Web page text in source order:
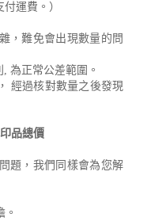
運費。）
，難免會出現數量的問
為正常公差範圍。
經過核對數量之後發現
品總價
題，我們同樣會為您解